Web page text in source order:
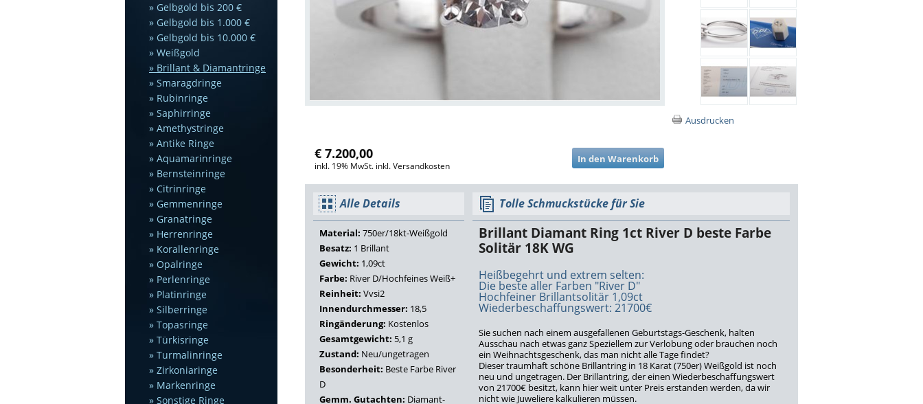
Gelbgold bis 200 €
Gelbgold bis 1.000 €
Gelbgold bis 10.000 €
Weißgold
Brillant & Diamantringe
Smaragdringe
Rubinringe
Saphirringe
Amethystringe
Antike Ringe
Aquamarinringe
Bernsteinringe
Citrinringe
Gemmenringe
Granatringe
Herrenringe
Korallenringe
Opalringe
Perlenringe
Platinringe
Silberringe
Topasringe
Türkisringe
Turmalinringe
Zirkoniaringe
Markenringe
Sonstige Ringe
Ausdrucken
€ 7.200,00
inkl. 19% MwSt. inkl. Versandkosten
Alle Details
Material: 750er/18kt-Weißgold
Besatz: 1 Brillant
Gewicht: 1,09ct
Farbe: River D/Hochfeines Weiß+
Reinheit: Vvsi2
Innendurchmesser: 18,5
Ringänderung: Kostenlos
Gesamtgewicht: 5,1 g
Zustand: Neu/ungetragen
Besonderheit: Beste Farbe River
D
Gemm. Gutachten: Diamant-
Tolle Schmuckstücke für Sie
Brillant Diamant Ring 1ct River D beste Farbe
Solitär 18K WG
Heißbegehrt und extrem selten:
Die beste aller Farben "River D"
Hochfeiner Brillantsolitär 1,09ct
Wiederbeschaffungswert: 21700€
Sie suchen nach einem ausgefallenen Geburtstags-Geschenk, halten
Ausschau nach etwas ganz Speziellem zur Verlobung oder brauchen noch
ein Weihnachtsgeschenk, das man nicht alle Tage findet?
Dieser traumhaft schöne Brillantring in 18 Karat (750er) Weißgold ist noch
neu und ungetragen. Der Brillantring, der einen Wiederbeschaffungswert
von 21700€ besitzt, kann hier weit unter Preis erstanden werden, da wir
nicht wie Juweliere kalkulieren müssen.